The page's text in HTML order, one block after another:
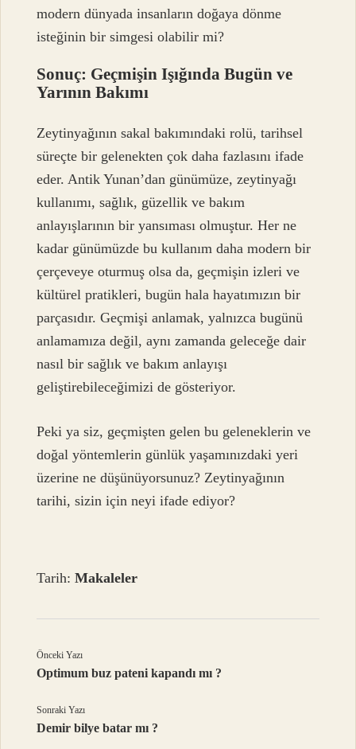
modern dünyada insanların doğaya dönme
isteğinin bir simgesi olabilir mi?
Sonuç: Geçmişin Işığında Bugün ve
Yarının Bakımı
Zeytinyağının sakal bakımındaki rolü, tarihsel
süreçte bir gelenekten çok daha fazlasını ifade
eder. Antik Yunan’dan günümüze, zeytinyağı
kullanımı, sağlık, güzellik ve bakım
anlayışlarının bir yansıması olmuştur. Her ne
kadar günümüzde bu kullanım daha modern bir
çerçeveye oturmuş olsa da, geçmişin izleri ve
kültürel pratikleri, bugün hala hayatımızın bir
parçasıdır. Geçmişi anlamak, yalnızca bugünü
anlamamıza değil, aynı zamanda geleceğe dair
nasıl bir sağlık ve bakım anlayışı
geliştirebileceğimizi de gösteriyor.
Peki ya siz, geçmişten gelen bu geleneklerin ve
doğal yöntemlerin günlük yaşamınızdaki yeri
üzerine ne düşünüyorsunuz? Zeytinyağının
tarihi, sizin için neyi ifade ediyor?
Tarih:Makaleler
Önceki Yazı
Optimum buz pateni kapandı mı ?
Sonraki Yazı
Demir bilye batar mı ?